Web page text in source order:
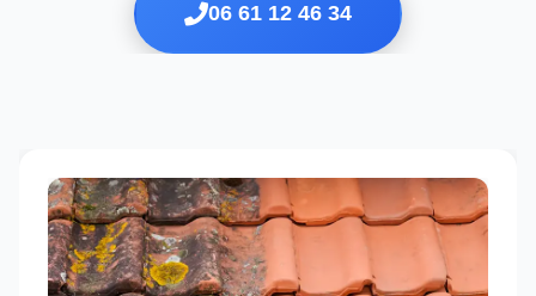
06 61 12 46 34